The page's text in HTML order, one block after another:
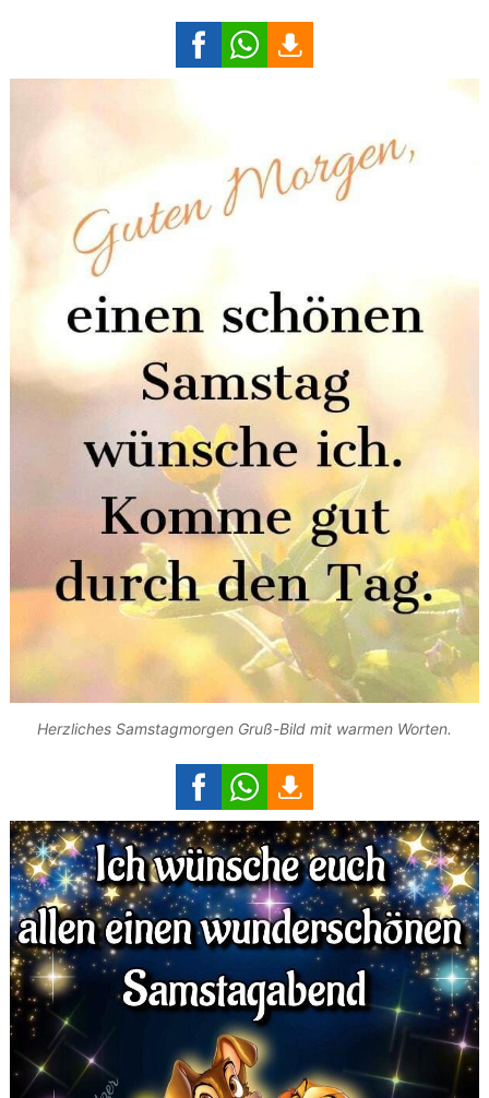
Herzliches Samstagmorgen Gruß-Bild mit warmen Worten.